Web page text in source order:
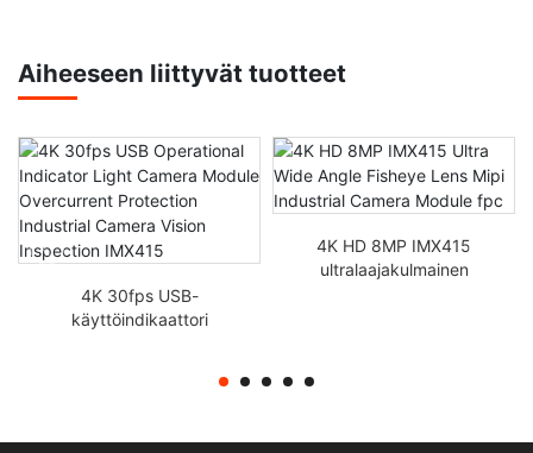
Aiheeseen liittyvät tuotteet
4K 30fps USB-
käyttöindikaattori
4K HD 8MP IMX415
ultralaajakulmainen